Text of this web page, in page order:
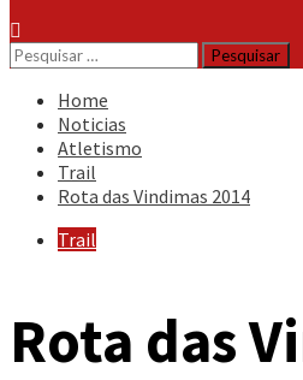
Pesquisar
por:
Home
Noticias
Atletismo
Trail
Rota das Vindimas 2014
Trail
Rota das